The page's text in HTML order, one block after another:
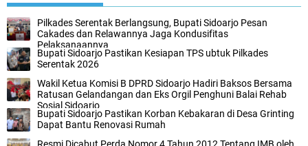
Pilkades Serentak Berlangsung, Bupati Sidoarjo Pesan
Cakades dan Relawannya Jaga Kondusifitas
Pelaksanaannya
Bupati Sidoarjo Pastikan Kesiapan TPS ubtuk Pilkades
Serentak 2026
Wakil Ketua Komisi B DPRD Sidoarjo Hadiri Baksos Bersama
Ratusan Gelandangan dan Eks Orgil Penghuni Balai Rehab
Sosial Sidoarjo
Bupati Sidoarjo Pastikan Korban Kebakaran di Desa Grinting
Dapat Bantu Renovasi Rumah